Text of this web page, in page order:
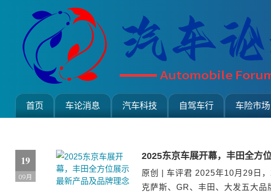
首页 车论消息 汽车科技 自驾车行 车险市场
19
09月
2025东京车展开幕，丰田全方
原创 | 车评君 2025年10月29日
克萨斯、GR、丰田、大发五大